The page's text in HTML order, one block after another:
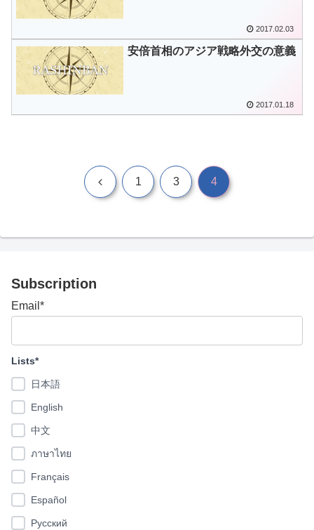
2017.02.03
安倍首相のアジア戦略外交の意義
2017.01.18
前 1 3 4
Subscription
Email*
Lists*
日本語
English
中文
ภาษาไทย
Français
Español
Pусский